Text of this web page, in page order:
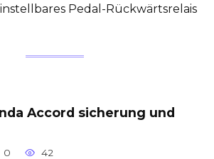
Pedal-Rückwärtsrelais
Accord sicherung und
0 42